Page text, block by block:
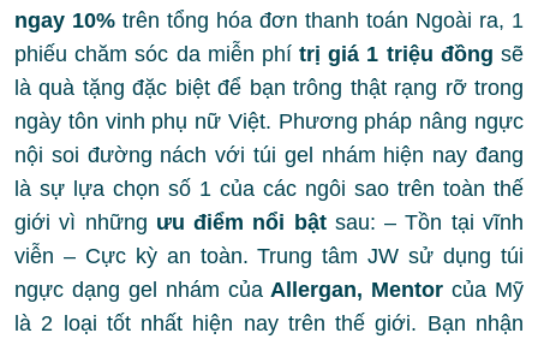
ngay 10% trên tổng hóa đơn thanh toán Ngoài ra, 1
phiếu chăm sóc da miễn phítrị giá 1 triệu đồngsẽ
là quà tặng đặc biệt để bạn trông thật rạng rỡ trong
ngày tôn vinh phụ nữ Việt. Phương pháp nâng ngực
nội soi đường nách với túi gel nhám hiện nay đang
là sự lựa chọn số 1 của các ngôi sao trên toàn thế
giới vì những ưu điểm nổi bậtsau: – Tồn tại vĩnh
viễn – Cực kỳ an toàn. Trung tâm JW sử dụng túi
ngực dạng gel nhám củaAllergan, Mentor của Mỹ
là 2 loại tốt nhất hiện nay trên thế giới. Bạn nhận